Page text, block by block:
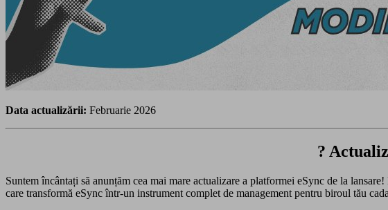
Data actualizării: Februarie 2026
?
Suntem încântați să anunțăm cea mai mare actualizare a platformei eSync de la
care transformă eSync într-un instrument complet de management pentru biroul tău